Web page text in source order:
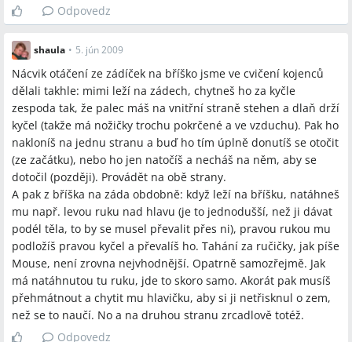
Odpovedz
shaula • 5. jún 2009
Nácvik otáčení ze zádíček na bříško jsme ve cvičení kojenců
dělali takhle: mimi leží na zádech, chytneš ho za kyčle
zespoda tak, že palec máš na vnitřní straně stehen a dlaň drží
kyčel (takže má nožičky trochu pokrčené a ve vzduchu). Pak ho
nakloníš na jednu stranu a buď ho tím úplně donutíš se otočit
(ze začátku), nebo ho jen natočíš a necháš na něm, aby se
dotočil (později). Provádět na obě strany.
A pak z bříška na záda obdobně: když leží na bříšku, natáhneš
mu např. levou ruku nad hlavu (je to jednodušší, než ji dávat
podél těla, to by se musel převalit přes ni), pravou rukou mu
podložíš pravou kyčel a převalíš ho. Tahání za ručičky, jak píše
Mouse, není zrovna nejvhodnější. Opatrně samozřejmě. Jak
má natáhnutou tu ruku, jde to skoro samo. Akorát pak musíš
přehmátnout a chytit mu hlavičku, aby si ji netřisknul o zem,
než se to naučí. No a na druhou stranu zrcadlově totéž.
Odpovedz